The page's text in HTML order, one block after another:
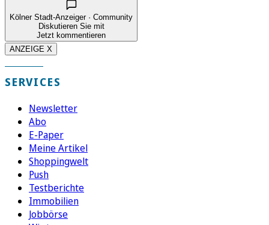
Kölner Stadt-Anzeiger · Community
Diskutieren Sie mit
Jetzt kommentieren
ANZEIGE X
SERVICES
Newsletter
Abo
E-Paper
Meine Artikel
Shoppingwelt
Push
Testberichte
Immobilien
Jobbörse